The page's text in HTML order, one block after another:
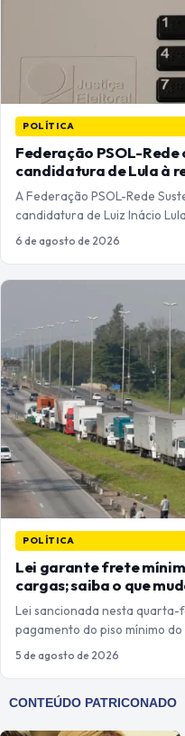
POLÍTICA
Federação PSOL-
candidatura de Lula à
A Federação PSOL-Rede
candidatura de Luiz Inácio
6 de agosto de 2026
POLÍTICA
Lei garante frete
cargas; saiba o que
Lei sancionada nesta
pagamento do piso mínimo
5 de agosto de 2026